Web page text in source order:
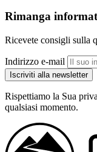
Rimanga
Ricevete consigli sulla
Indirizzo e-mail
Iscriviti alla newsletter
Rispettiamo la Sua
qualsiasi momento.